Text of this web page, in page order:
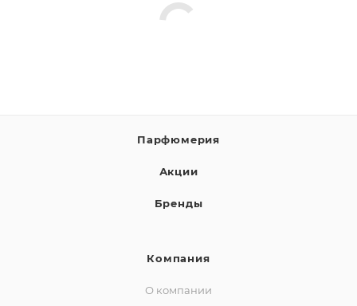
Парфюмерия
Акции
Бренды
Компания
О компании